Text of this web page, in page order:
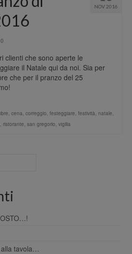
NOV 2016
0
clienti che sono aperte le
il Natale qui da noi. Sia per
che per il pranzo del 25
, cena, correggio, festeggiare, festività, natale,
, ristorante, san gregorio, vigilia
alla tavola…